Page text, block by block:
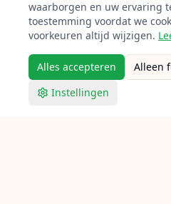
waarborgen en uw ervaring
toestemming voordat we
voorkeuren altijd wijzigen.
Alles accepteren
Alleen
Instellingen